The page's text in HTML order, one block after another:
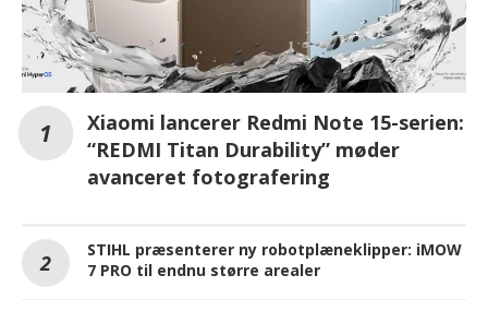
Xiaomi lancerer Redmi Note 15-serien:
“REDMI Titan Durability” møder
avanceret fotografering
STIHL præsenterer ny robotplæneklipper: iMOW
7 PRO til endnu større arealer